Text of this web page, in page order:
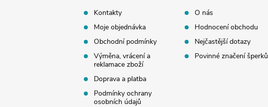
Kontakty
Moje objednávka
Obchodní podmínky
Výměna, vrácení a
reklamace zboží
Doprava a platba
Podmínky ochrany
osobních údajů
O nás
Hodnocení obchodu
Nejčastější dotazy
Povinné značení šperků